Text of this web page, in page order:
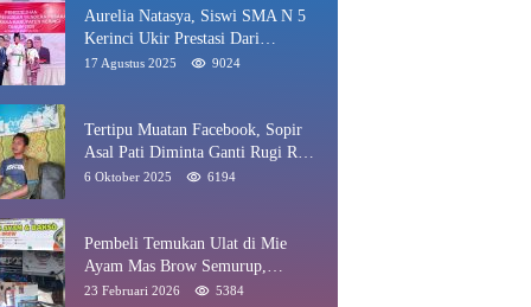
Aurelia Natasya, Siswi SMA N 5
Kerinci Ukir Prestasi Dari
Paskibraka Hingga Juara Gadis
17 Agustus 2025 9024
Tertipu Muatan Facebook, Sopir
Asal Pati Diminta Ganti Rugi Rp
40 Juta di Rawang
6 Oktober 2025 6194
Pembeli Temukan Ulat di Mie
Ayam Mas Brow Semurup,
Pengelola Minta Maaf
23 Februari 2026 5384